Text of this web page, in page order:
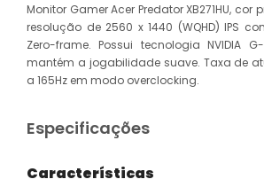
Monitor Gamer Acer Predator XB271HU, cor
resolução de 2560 x 1440 (WQHD) IPS
Zero-frame. Possui tecnologia NVIDIA
mantém a jogabilidade suave. Taxa de
a 165Hz em modo overclocking.
Especificações
Características